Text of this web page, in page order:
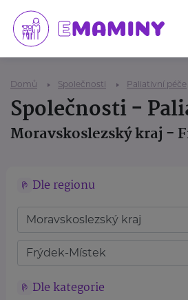
Domů Společnosti Paliativní péče
Společnosti -
Moravskoslezský kraj -
Dle regionu
Dle kategorie